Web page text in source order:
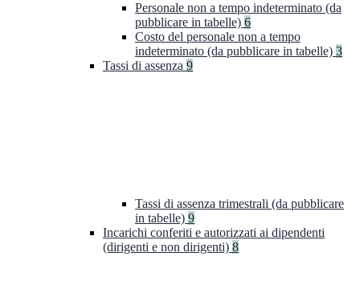
Personale non a tempo indeterminato (da
pubblicare in tabelle) 6
Costo del personale non a tempo
indeterminato (da pubblicare in tabelle) 3
Tassi di assenza 9
Tassi di assenza trimestrali (da pubblicare
in tabelle) 9
Incarichi conferiti e autorizzati ai dipendenti
(dirigenti e non dirigenti) 8